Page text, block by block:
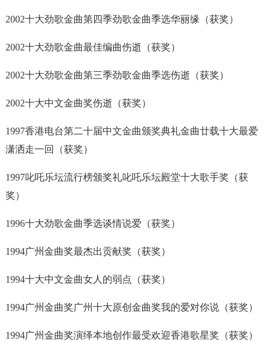
2002十大劲歌金曲第四季劲歌金曲季选华丽缘（获奖）
2002十大劲歌金曲最佳编曲伤逝（获奖）
2002十大劲歌金曲第三季劲歌金曲季选伤逝（获奖）
2002十大中文金曲奖伤逝（获奖）
1997香港电台第二十届中文金曲颁奖典礼金曲廿载十大最爱
潇洒走一回（获奖）
1997叱吒乐坛流行榜颁奖礼叱吒乐坛殿堂十大歌手奖（获
奖）
1996十大劲歌金曲季选谈情说爱（获奖）
1994广州金曲奖最杰出贡献奖（获奖）
1994十大中文金曲女人的弱点（获奖）
1994广州金曲奖广州十大原创金曲奖我的爱对你说（获奖）
1994广州金曲奖演绎本地创作最受欢迎香港歌星奖（获奖）